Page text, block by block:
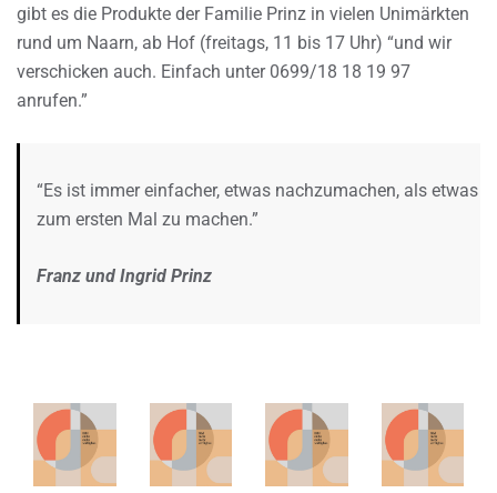
gibt es die Produkte der Familie Prinz in vielen Unimärkten
rund um Naarn, ab Hof (freitags, 11 bis 17 Uhr) “und wir
verschicken auch. Einfach unter 0699/18 18 19 97
anrufen.”
“Es ist immer einfacher, etwas nachzumachen, als etwas
zum ersten Mal zu machen.”
Franz und Ingrid Prinz